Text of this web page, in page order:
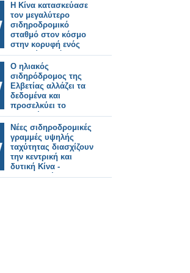
Η Κίνα κατασκεύασε
τον μεγαλύτερο
σιδηροδρομικό
σταθμό στον κόσμο
στην κορυφή ενός
βουνού σε μόλις 38
μήνες!
Ο ηλιακός
σιδηρόδρομος της
Ελβετίας αλλάζει τα
δεδομένα και
προσελκύει το
ενδιαφέρον της
Ιταλίας και όχι μόνο.
Νέες σιδηροδρομικές
γραμμές υψηλής
ταχύτητας διασχίζουν
την κεντρική και
δυτική Κίνα -
Συντονισμένη